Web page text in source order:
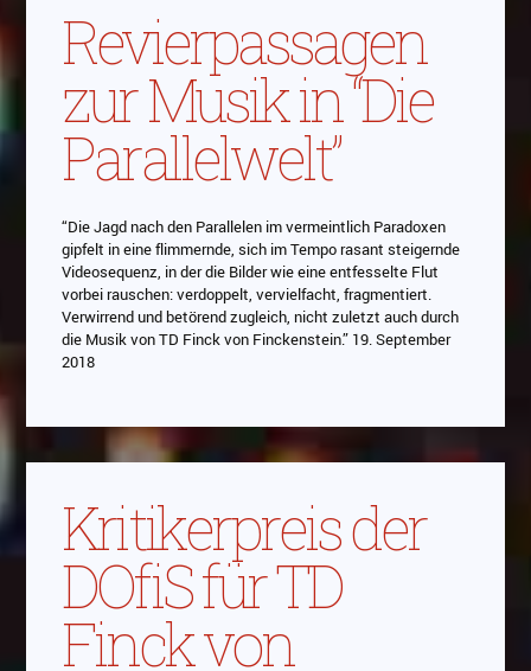
Revierpassagen
zur Musik in “Die
Parallelwelt”
“Die Jagd nach den Parallelen im vermeintlich Paradoxen
gipfelt in eine flimmernde, sich im Tempo rasant steigernde
Videosequenz, in der die Bilder wie eine entfesselte Flut
vorbei rauschen: verdoppelt, vervielfacht, fragmentiert.
Verwirrend und betörend zugleich, nicht zuletzt auch durch
die Musik von TD Finck von Finckenstein.” 19. September
2018
Kritikerpreis der
DOfiS für TD
Finck von